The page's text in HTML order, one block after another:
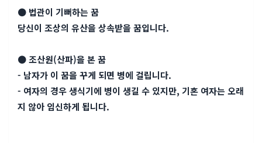
● 법관이 기뻐하는 꿈
당신이 조상의 유산을 상속받을 꿈입니다.
● 조산원(산파)을 본 꿈
- 남자가 이 꿈을 꾸게 되면 병에 걸립니다.
- 여자의 경우 생식기에 병이 생길 수 있지만, 기혼 여자는 오래
지 않아 임신하게 됩니다.